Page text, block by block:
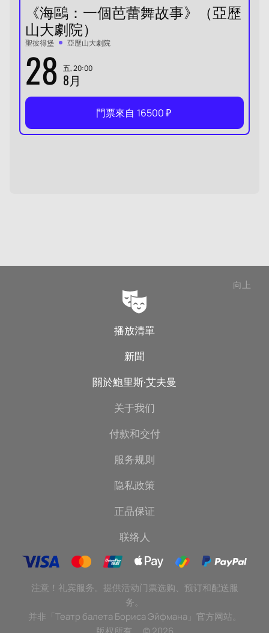
《海鷗：一個芭蕾舞故事》（亞歷
山大劇院）
聖彼得堡 亞歷山大劇院
28 五, 20:00
8月
門票來自 16500₽
向上
播放清單
新聞
關於鮑里斯·艾夫曼
关于我们
付款和交付
服务规则
隐私政策
正品保证
联络人
注意！礼宾服务。提供活动门票选购、预订和配送服
务。
并非「Театр балета Бориса Эйфмана」官方网站。